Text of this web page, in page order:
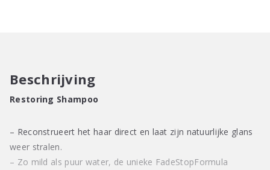
Beschrijving
Restoring Shampoo
– Reconstrueert het haar direct en laat zijn natuurlijke glans
weer stralen.
– Zo mild als puur water, de unieke FadeStopFormula